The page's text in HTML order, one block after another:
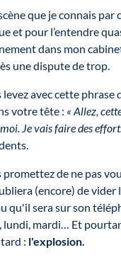
que je connais
et pour l’entendre
dans mon
une dispute de trop.
levez avec cette phrase
votre tête : « Allez,
Je vais faire des
promettez de ne pas
(encore) de vider
qu'il sera sur son
lundi, mardi… Et
: l'explosion.